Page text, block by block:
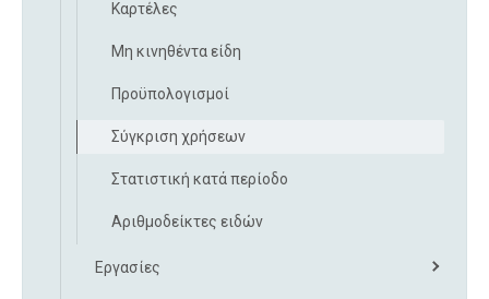
Καρτέλες
Μη κινηθέντα είδη
Προϋπολογισμοί
Σύγκριση χρήσεων
Στατιστική κατά περίοδο
Αριθμοδείκτες ειδών
Εργασίες